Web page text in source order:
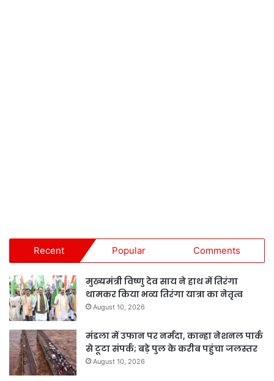
Recent Popular Comments
मुख्यमंत्री विष्णु देव साय ने हाथ में तिरंगा
थामकर किया भव्य तिरंगा यात्रा का नेतृत्व
August 10, 2026
मंडला में उफान पर नर्मदा, कान्हा नेशनल पार्क
से टूटा संपर्क; बड़े पुल के करीब पहुंचा जलस्तर
August 10, 2026